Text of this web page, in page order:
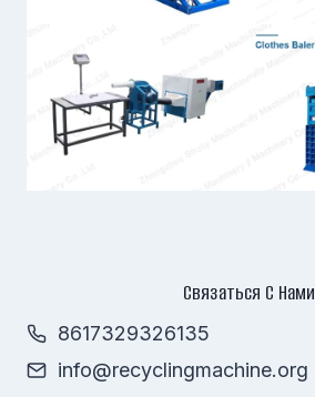
Связаться С Нами
8617329326135
info@recyclingmachine.org